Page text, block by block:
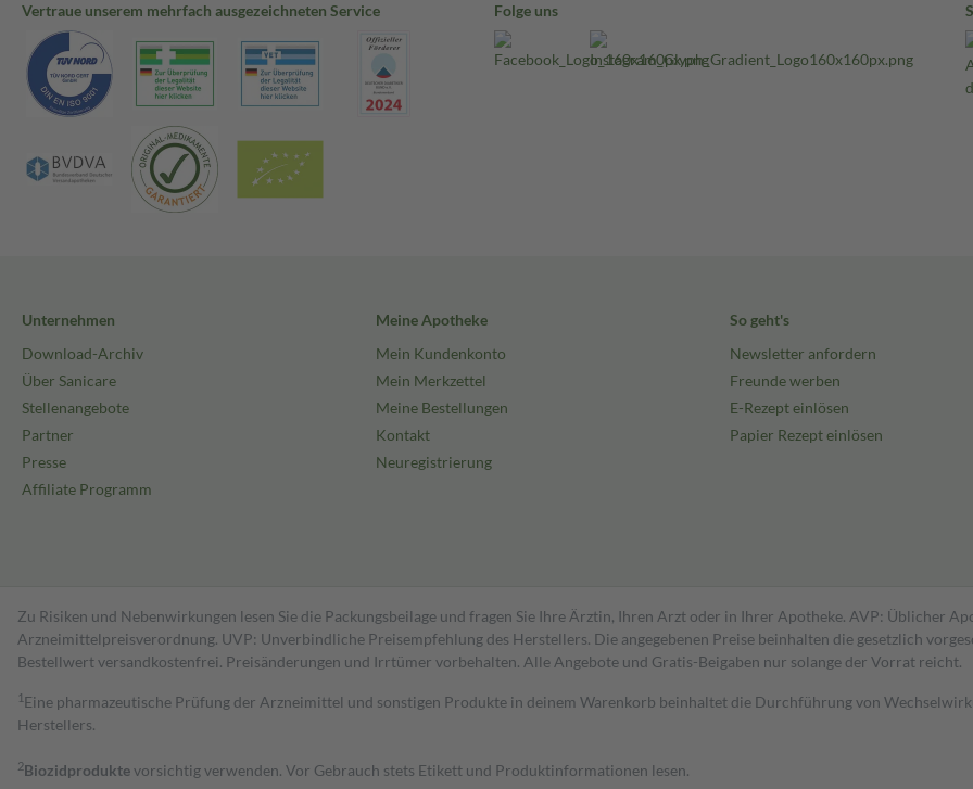
Vertraue unserem mehrfach ausgezeichneten Service Folge uns
Unternehmen
Download-Archiv
Über Sanicare
Stellenangebote
Partner
Presse
Affiliate Programm
Meine Apotheke
Mein Kundenkonto
Mein Merkzettel
Meine Bestellungen
Kontakt
Neuregistrierung
So geht's
Newsletter anfordern
Freunde werben
E-Rezept einlösen
Papier Rezept einlösen
Zu Risiken und Nebenwirkungen lesen Sie die Packungsbeilage und fragen Sie Ihre Ärztin, Ihren Arzt oder in Ihrer Apotheke. AVP: Üblicher
Arzneimittelpreisverordnung. UVP: Unverbindliche Preisempfehlung des Herstellers. Die angegebenen Preise beinhalten die gesetzlich
Bestell­wert versand­kosten­frei. Preisänderungen und Irrtümer vorbehalten. Alle Angebote und Gratis-Beigaben nur solange der Vorrat reicht.
1 Eine pharmazeutische Prüfung der Arzneimittel und sonstigen Produkte in deinem Warenkorb beinhaltet die Durchführung von
Herstellers.
2Biozidproduktevorsichtig verwenden. Vor Gebrauch stets Etikett und Produktinformationen lesen.